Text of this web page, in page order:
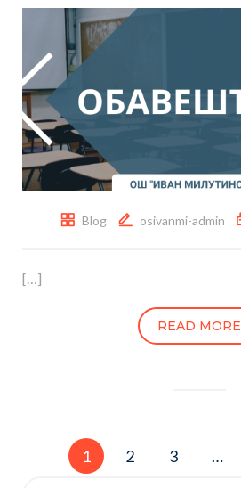
Blog osivanmi-admin
[…]
READ MORE
1 2 3 …